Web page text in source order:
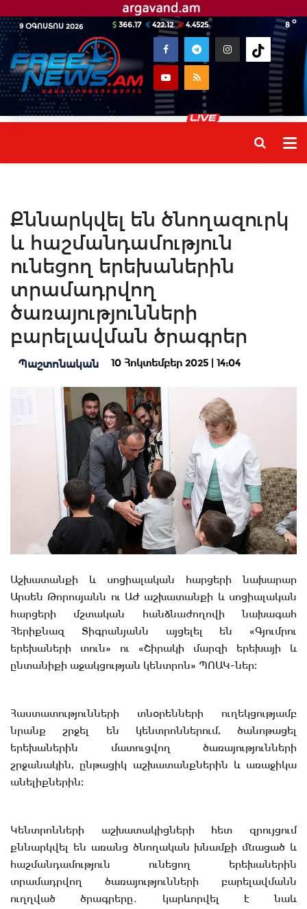
9 ՕԳՈՍՏՈՍ 2026 8 o
366.17 422.12 4.4525
Քննարկվել են ծնողազուրկ
և հաշմանդամություն
ունեցող երեխաներին
տրամադրվող
ծառայությունների
բարելավման ծրագրեր
Պաշտոնական 10 Հոկտեմբեր 2025 | 14:04
Աշխատանքի և սոցիալական հարցերի նախարար
Արսեն Թորոսյանն ու ԱԺ աշխատանքի և սոցիալական
հարցերի մշտական հանձնաժողովի նախագահ
Հերիքնազ Տիգրանյանն այցելել են «Գյումրու
երեխաների տուն» ու «Շիրակի մարզի երեխայի և
ընտանիքի աջակցության կենտրոն» ՊՈԱԿ-ներ։
Հաստատությունների տնօրենների ուղեկցությամբ
նրանք շրջել են կենտրոններում, ծանոթացել
երեխաներին մատուցվող ծառայությունների
շրջանակին, ընթացիկ աշխատանքներին և առաջիկա
անելիքներին։
Կենտրոնների աշխատակիցների հետ զրույցում
քննարկվել են առանց ծնողական խնամքի մնացած և
հաշմանդամություն ունեցող երեխաներին
տրամադրվող ծառայությունների բարելավմանն
ուղղված ծրագրերը․ կարևորվել է նաև